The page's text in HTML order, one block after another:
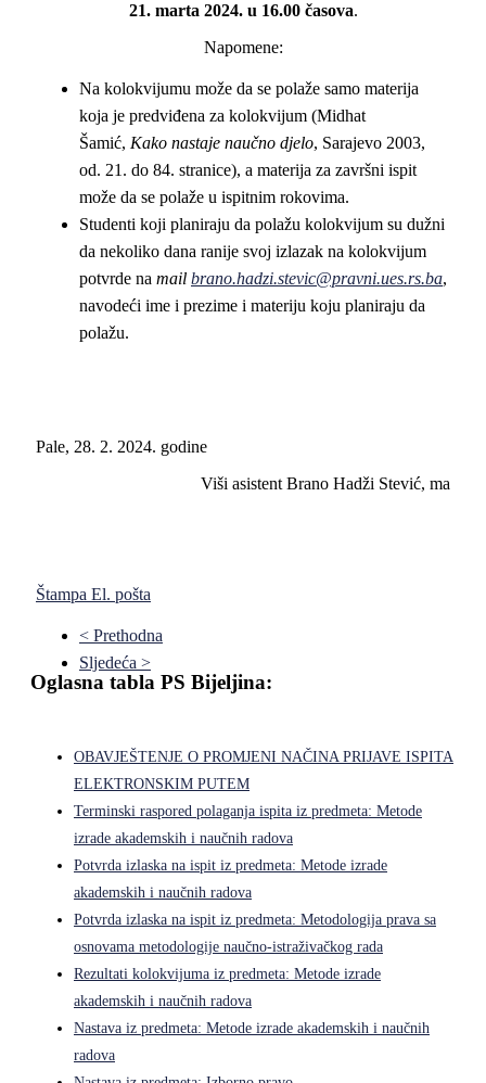
21. marta 2024. u 16.00 časova.
Napomene:
Na kolokvijumu može da se polaže samo materija
koja je predviđena za kolokvijum (Midhat
Šamić, Kako nastaje naučno djelo, Sarajevo 2003,
od. 21. do 84. stranice), a materija za završni ispit
može da se polaže u ispitnim rokovima.
Studenti koji planiraju da polažu kolokvijum su dužni
da nekoliko dana ranije svoj izlazak na kolokvijum
potvrde na mail brano.hadzi.stevic@pravni.ues.rs.ba,
navodeći ime i prezime i materiju koju planiraju da
polažu.
Pale, 28. 2. 2024. godine
Viši asistent Brano Hadži Stević, ma
Štampa El. pošta
< Prethodna
Sljedeća >
Oglasna tabla PS Bijeljina:
OBAVJEŠTENJE O PROMJENI NAČINA PRIJAVE ISPITA
ELEKTRONSKIM PUTEM
Terminski raspored polaganja ispita iz predmeta: Metode
izrade akademskih i naučnih radova
Potvrda izlaska na ispit iz predmeta: Metode izrade
akademskih i naučnih radova
Potvrda izlaska na ispit iz predmeta: Metodologija prava sa
osnovama metodologije naučno-istraživačkog rada
Rezultati kolokvijuma iz predmeta: Metode izrade
akademskih i naučnih radova
Nastava iz predmeta: Metode izrade akademskih i naučnih
radova